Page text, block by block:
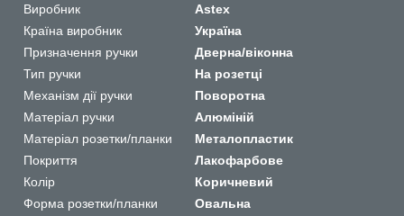
Виробник
Astex
Країна виробник
Україна
Призначення ручки
Дверна/віконна
Тип ручки
На розетці
Механізм дії ручки
Поворотна
Матеріал ручки
Алюміній
Матеріал розетки/планки
Металопластик
Покриття
Лакофарбове
Колір
Коричневий
Форма розетки/планки
Овальна